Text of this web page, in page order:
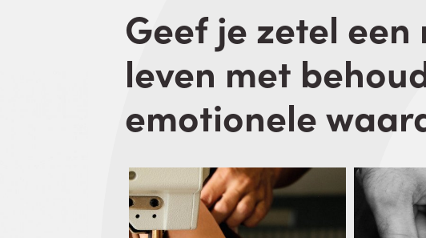
Geef je zetel een
leven met
emotionele